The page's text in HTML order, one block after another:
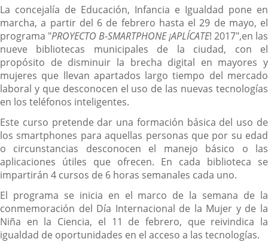
Descripción
La concejalía de Educación, Infancia e Igualdad pone en
marcha, a partir del 6 de febrero hasta el 29 de mayo, el
programa "PROYECTO B-SMARTPHONE ¡APLÍCATE! 2017",en las
nueve bibliotecas municipales de la ciudad, con el
propósito de disminuir la brecha digital en mayores y
mujeres que llevan apartados largo tiempo del mercado
laboral y que desconocen el uso de las nuevas tecnologías
en los teléfonos inteligentes.
Este curso pretende dar una formación básica del uso de
los smartphones para aquellas personas que por su edad
o circunstancias desconocen el manejo básico o las
aplicaciones útiles que ofrecen. En cada biblioteca se
impartirán 4 cursos de 6 horas semanales cada uno.
El programa se inicia en el marco de la semana de la
conmemoración del Día Internacional de la Mujer y de la
Niña en la Ciencia, el 11 de febrero, que reivindica la
igualdad de oportunidades en el acceso a las tecnologías.